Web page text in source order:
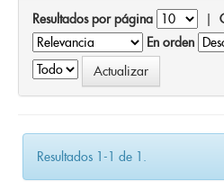
Resultados por página |
En orden
Resultados 1-1 de 1.